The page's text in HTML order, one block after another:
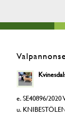
e. SE40896/
u.